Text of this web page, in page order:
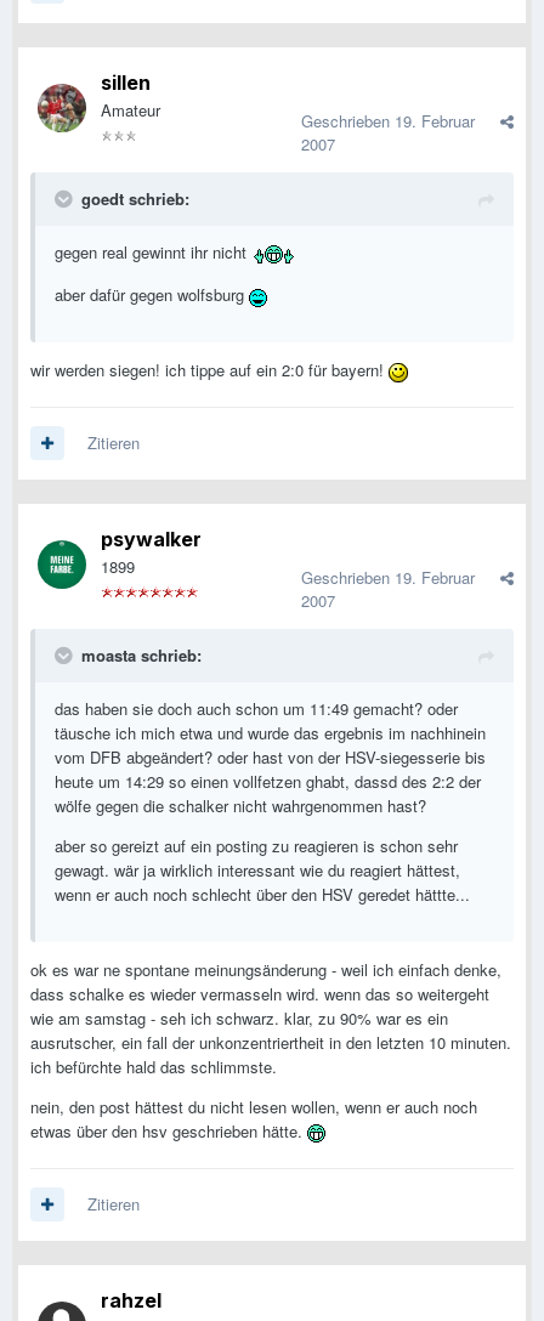
sillen
Amateur Geschrieben 19. Februar
2007
goedt schrieb:
gegen real gewinnt ihr nicht
aber dafür gegen wolfsburg
wir werden siegen! ich tippe auf ein 2:0 für bayern!
Zitieren
psywalker
1899 Geschrieben 19. Februar
2007
moasta schrieb:
das haben sie doch auch schon um 11:49 gemacht? oder
täusche ich mich etwa und wurde das ergebnis im nachhinein
vom DFB abgeändert? oder hast von der HSV-siegesserie bis
heute um 14:29 so einen vollfetzen ghabt, dassd des 2:2 der
wölfe gegen die schalker nicht wahrgenommen hast?
aber so gereizt auf ein posting zu reagieren is schon sehr
gewagt. wär ja wirklich interessant wie du reagiert hättest,
wenn er auch noch schlecht über den HSV geredet hättte...
ok es war ne spontane meinungsänderung - weil ich einfach denke,
dass schalke es wieder vermasseln wird. wenn das so weitergeht
wie am samstag - seh ich schwarz. klar, zu 90% war es ein
ausrutscher, ein fall der unkonzentriertheit in den letzten 10 minuten.
ich befürchte hald das schlimmste.
nein, den post hättest du nicht lesen wollen, wenn er auch noch
etwas über den hsv geschrieben hätte.
Zitieren
rahzel